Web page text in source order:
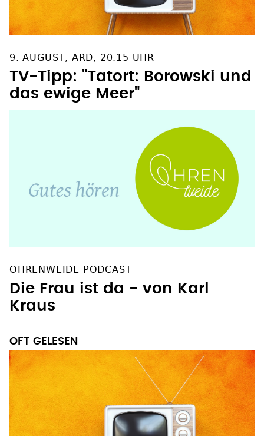
9. AUGUST, ARD, 20.15 UHR
TV-Tipp: "Tatort: Borowski und
das ewige Meer"
OHRENWEIDE PODCAST
Die Frau ist da - von Karl
Kraus
OFT GELESEN